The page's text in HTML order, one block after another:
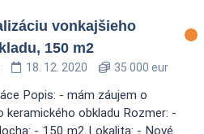
vonkajšieho
150 m2
18. 12. 2020 35 000 eur
Popis: - mám záujem o
keramického obkladu Rozmer: -
- 150 m2 Lokalita: - Nové